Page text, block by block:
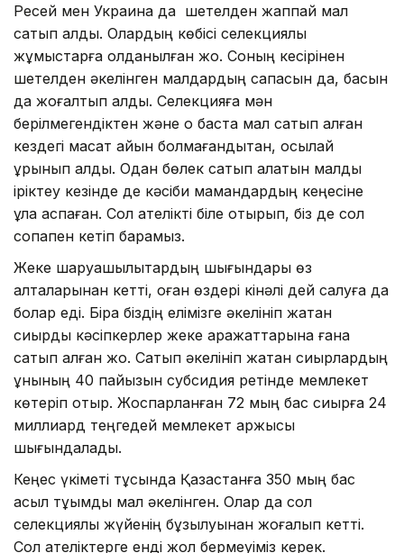
Ресей мен Украина да шетелден жаппай мал
сатып алды. Олардың көбісі селекциялық
жұмыстарға қолданылған жоқ. Соның кесірінен
шетелден әкелінген малдардың сапасын да, басын
да жоғалтып алды. Селекцияға мән
берілмегендіктен және о баста мал сатып алған
кездегі мақсат айқын болмағандықтан, осылай
ұрынып қалды. Одан бөлек сатып алатын малды
іріктеу кезінде де кәсіби мамандардың кеңесіне
құлақ аспаған. Сол қателікті біле отырып, біз де сол
соқпақпен кетіп барамыз.
Жеке шаруашылықтардың шығындары өз
қалталарынан кетті, оған өздері кінәлі дей салуға да
болар еді. Бірақ біздің елімізге әкелініп жатқан
сиырды кәсіпкерлер жеке қаражаттарына ғана
сатып алған жоқ. Сатып әкелініп жатқан сиырлардың
құнының 40 пайызын субсидия ретінде мемлекет
көтеріп отыр. Жоспарланған 72 мың бас сиырға 24
миллиард теңгедей мемлекет қаржысы
шығындалады.
Кеңес үкіметі тұсында Қазақстанға 350 мың бас
асыл тұқымды мал әкелінген. Олар да сол
селекциялық жүйенің бұзылуынан жоғалып кетті.
Сол қателіктерге енді жол бермеуіміз керек.